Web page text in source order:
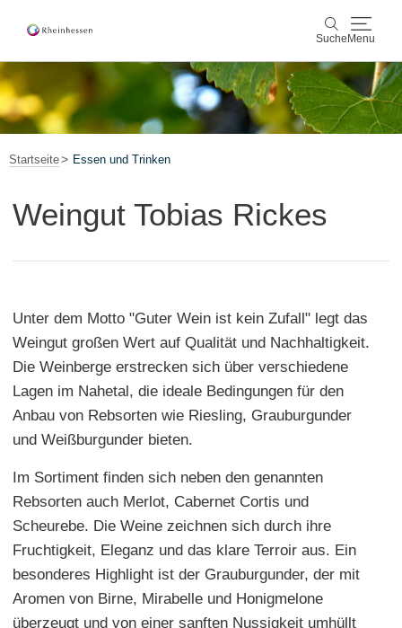
Suche Menu
Suche
Wein & Genuss
ShopRheinhessen-Blog Karte
Startseite Essen und Trinken
Weingut Tobias Rickes
Unter dem Motto "Guter Wein ist kein Zufall" legt das
Weingut großen Wert auf Qualität und Nachhaltigkeit.
Die Weinberge erstrecken sich über verschiedene
Lagen im Nahetal, die ideale Bedingungen für den
Anbau von Rebsorten wie Riesling, Grauburgunder
und Weißburgunder bieten.
Im Sortiment finden sich neben den genannten
Rebsorten auch Merlot, Cabernet Cortis und
Scheurebe. Die Weine zeichnen sich durch ihre
Fruchtigkeit, Eleganz und das klare Terroir aus. Ein
besonderes Highlight ist der Grauburgunder, der mit
Aromen von Birne, Mirabelle und Honigmelone
überzeugt und von einer sanften Nussigkeit umhüllt